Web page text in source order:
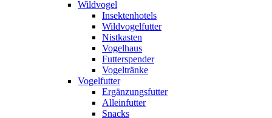
Wildvogel
Insektenhotels
Wildvogelfutter
Nistkasten
Vogelhaus
Futterspender
Vogeltränke
Vogelfutter
Ergänzungsfutter
Alleinfutter
Snacks